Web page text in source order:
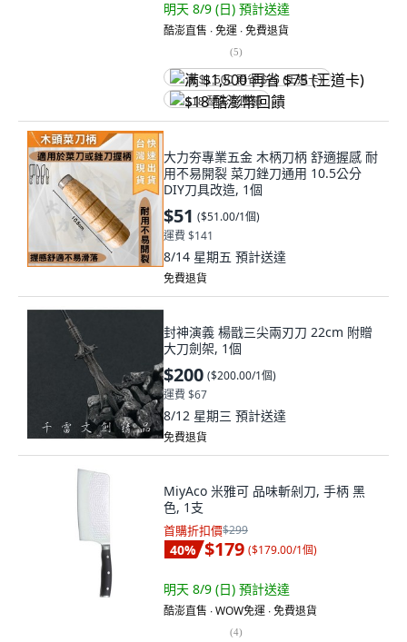
明天 8/9 (日) 預計送達
酷澎直售 ∙ 免運 ∙ 免費退貨
(5)
满 $1,500 再省 $75 (王道卡)
$18 酷澎幣回饋
大力夯專業五金 木柄刀柄 舒適握感 耐
用不易開裂 菜刀銼刀通用 10.5公分
DIY刀具改造, 1個
$51 ($51.00/1個)
運費 $141
8/14 星期五 預計送達
免費退貨
封神演義 楊戩三尖兩刃刀 22cm 附贈
大刀劍架, 1個
$200 ($200.00/1個)
運費 $67
8/12 星期三 預計送達
免費退貨
MiyAco 米雅可 品味斬剁刀, 手柄 黑
色, 1支
首購折扣價$299
40% $179 ($179.00/1個)
明天 8/9 (日) 預計送達
酷澎直售 ∙ WOW免運 ∙ 免費退貨
(4)